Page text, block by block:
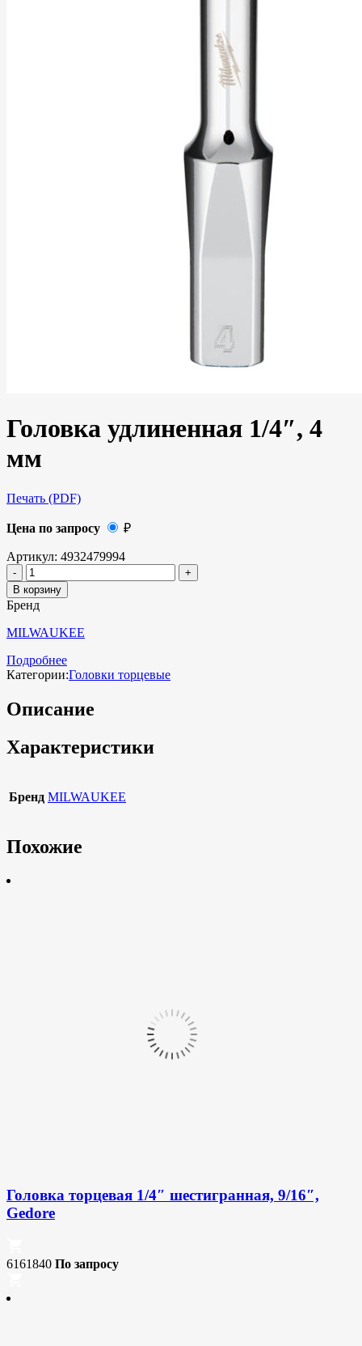
Головка удлиненная 1/4″, 4
мм
Печать (PDF)
Цена по запросу ₽
Артикул: 4932479994
В корзину
Бренд
MILWAUKEE
Подробнее
Категории:Головки торцевые
Описание
Характеристики
Бренд MILWAUKEE
Похожие
Головка торцевая 1/4″ шестигранная, 9/16″,
Gedore
6161840 По запросу